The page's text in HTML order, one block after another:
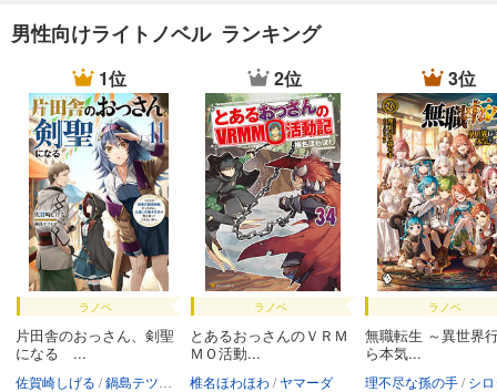
男性向けライトノベル ランキング
1位
ラノベ
片田舎のおっさん、剣聖
になる ...
佐賀崎しげる 鍋島テツヒロ
2位
ラノベ
とあるおっさんのＶＲＭ
ＭＯ活動...
椎名ほわほわ ヤマーダ
3位
ラノベ
無職転生 ～異世界
ら本気...
理不尽な孫の手 シ